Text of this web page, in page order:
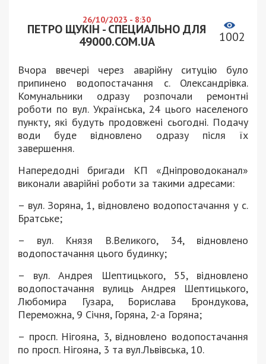
26/10/2023 - 8:30
ПЕТРО ЩУКІН - СПЕЦИАЛЬНО ДЛЯ
49000.COM.UA
1002
Вчора ввечері через аварійну ситуцію було
припинено водопостачання с. Олександрівка.
Комунальники одразу розпочали ремонтні
роботи по вул. Українська, 24 цього населеного
пункту, які будуть продовжені сьогодні. Подачу
води буде відновлено одразу після їх
завершення.
Напередодні бригади КП «Дніпроводоканал»
виконали аварійні роботи за такими адресами:
– вул. Зоряна, 1, відновлено водопостачання у с.
Братське;
– вул. Князя В.Великого, 34, відновлено
водопостачання цього будинку;
– вул. Андрея Шептицького, 55, відновлено
водопостачання вулиць Андрея Шептицького,
Любомира Гузара, Борислава Брондукова,
Переможна, 9 Січня, Горяна, 2-а Горяна;
– просп. Нігояна, 3, відновлено водопостачання
по просп. Нігояна, 3 та вул.Львівська, 10.